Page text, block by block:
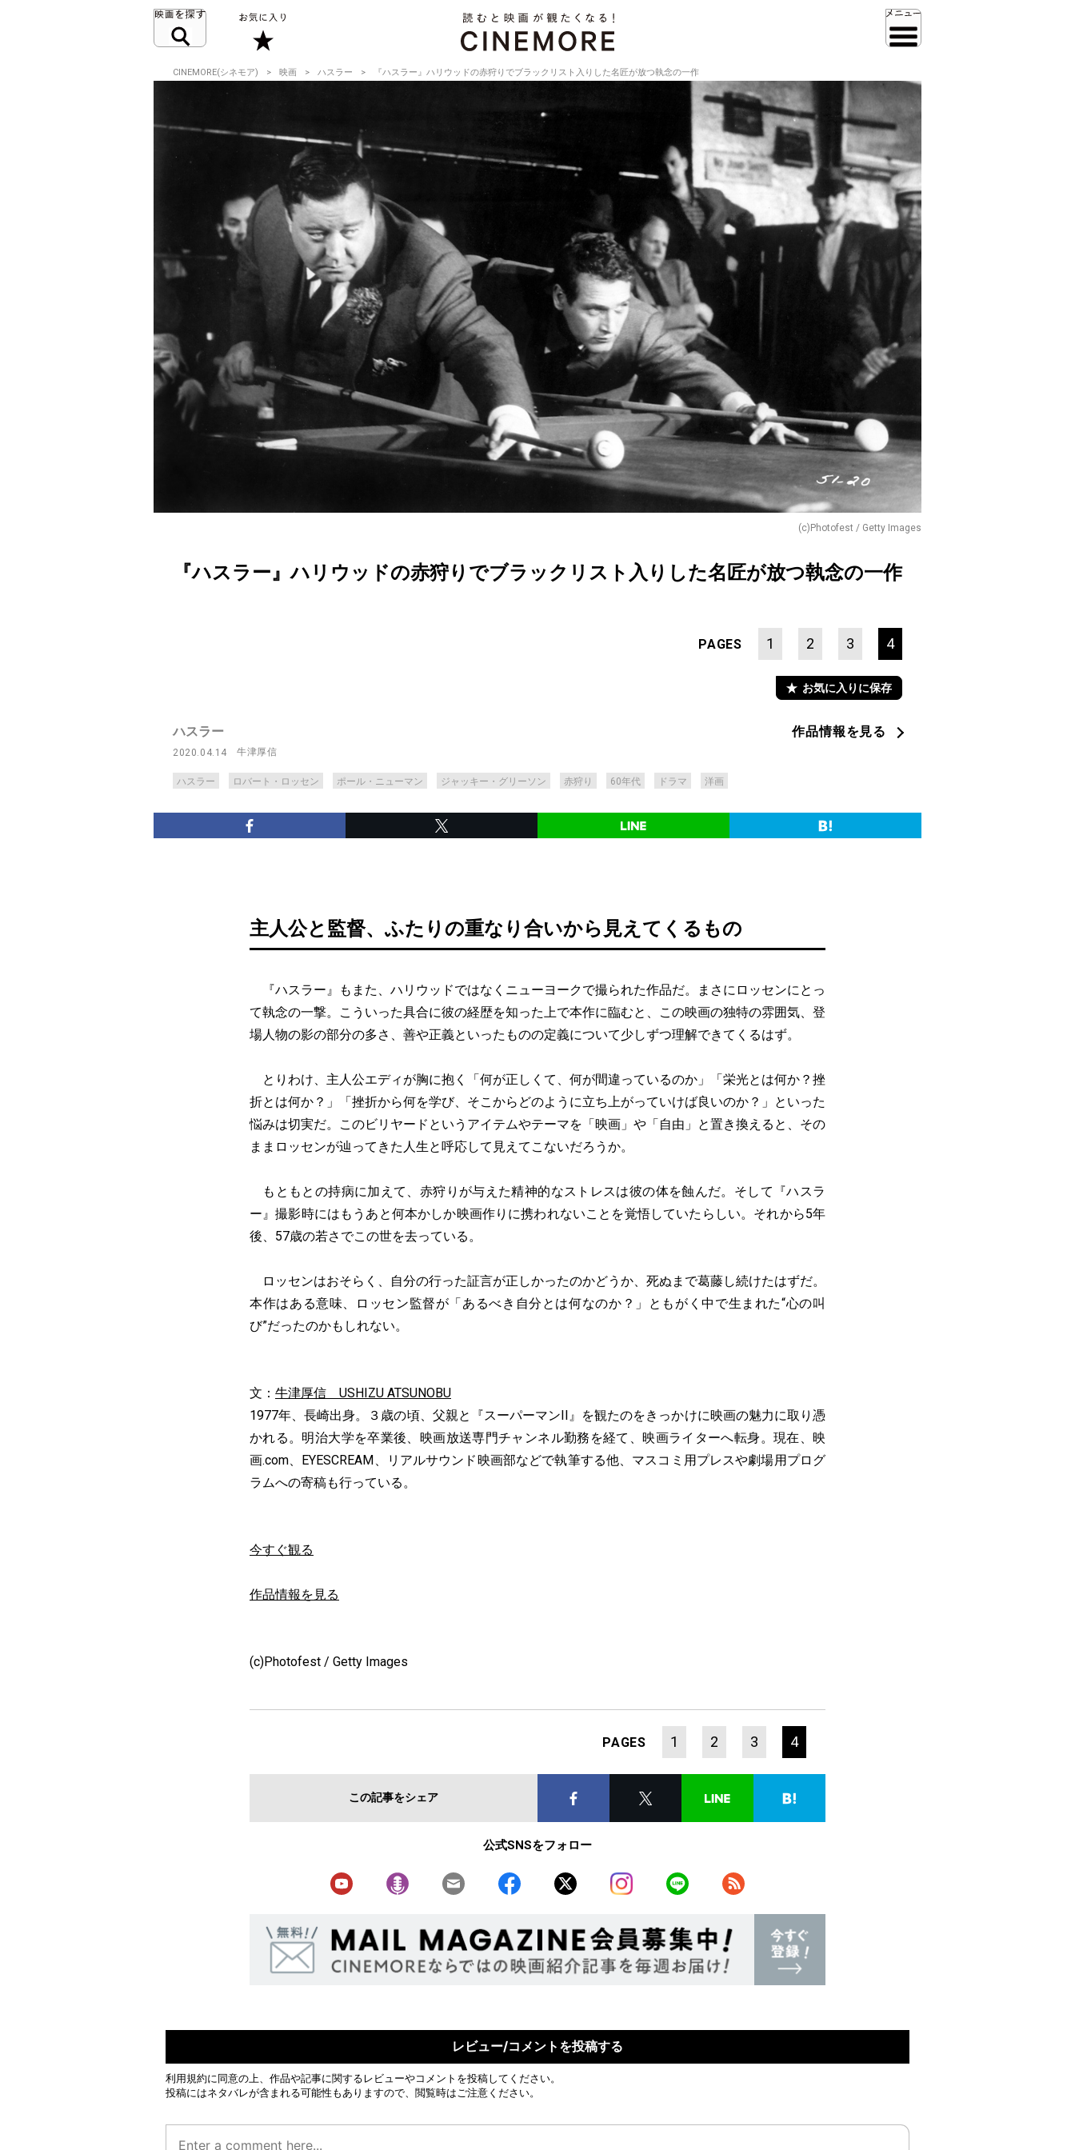
CINEMORE(シネモア) 映画 ハスラー 『ハスラー』ハリウッドの赤狩りでブラックリスト入りした名匠が放つ執念の一作
(c)Photofest / Getty Images
『ハスラー』ハリウッドの赤狩りでブラックリスト入りした名匠が放つ執念の一作
PAGES 1 2 3 4
お気に入りに保存
ハスラー
2020.04.14 牛津厚信
ハスラー ロバート・ロッセン ポール・ニューマン ジャッキー・グリーソン 赤狩り 60年代 ドラマ 洋画
作品情報を見る
主人公と監督、ふたりの重なり合いから見えてくるもの
『ハスラー』もまた、ハリウッドではなくニューヨークで撮られた作品だ。まさにロッセンにとっ
て執念の一撃。こういった具合に彼の経歴を知った上で本作に臨むと、この映画の独特の雰囲気、登
場人物の影の部分の多さ、善や正義といったものの定義について少しずつ理解できてくるはず。
とりわけ、主人公エディが胸に抱く「何が正しくて、何が間違っているのか」「栄光とは何か？挫
折とは何か？」「挫折から何を学び、そこからどのように立ち上がっていけば良いのか？」といった
悩みは切実だ。このビリヤードというアイテムやテーマを「映画」や「自由」と置き換えると、その
ままロッセンが辿ってきた人生と呼応して見えてこないだろうか。
もともとの持病に加えて、赤狩りが与えた精神的なストレスは彼の体を蝕んだ。そして『ハスラ
ー』撮影時にはもうあと何本かしか映画作りに携われないことを覚悟していたらしい。それから5年
後、57歳の若さでこの世を去っている。
ロッセンはおそらく、自分の行った証言が正しかったのかどうか、死ぬまで葛藤し続けたはずだ。
本作はある意味、ロッセン監督が「あるべき自分とは何なのか？」ともがく中で生まれた“心の叫
び”だったのかもしれない。
文： 牛津厚信 USHIZU ATSUNOBU
1977年、長崎出身。３歳の頃、父親と『スーパーマンII』を観たのをきっかけに映画の魅力に取り憑
かれる。明治大学を卒業後、映画放送専門チャンネル勤務を経て、映画ライターへ転身。現在、映
画.com、EYESCREAM、リアルサウンド映画部などで執筆する他、マスコミ用プレスや劇場用プログ
ラムへの寄稿も行っている。
今すぐ観る
作品情報を見る
(c)Photofest / Getty Images
PAGES 1 2 3 4
この記事をシェア
公式SNSをフォロー
レビュー/コメントを投稿する
利用規約に同意の上、作品や記事に関するレビューやコメントを投稿してください。
投稿にはネタバレが含まれる可能性もありますので、閲覧時はご注意ください。